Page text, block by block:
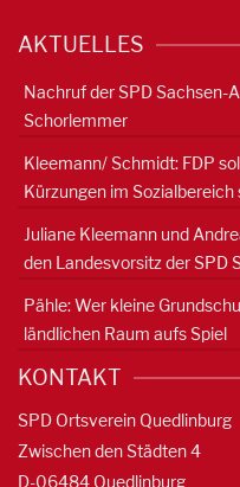
AKTUELLES
Nachruf der SPD Sachsen-
Schorlemmer
Kleemann/ Schmidt: FDP
Kürzungen im
Juliane Kleemann und
den Landesvorsitz der SPD
Pähle: Wer kleine
ländlichen Raum aufs Spiel
KONTAKT
SPD Ortsverein Quedlinburg
Zwischen den Städten 4
D-06484 Quedlinburg